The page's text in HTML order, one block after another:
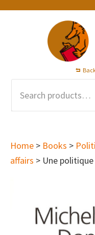
Skip
Skip
Skip
Home > Books >
affairs > Une